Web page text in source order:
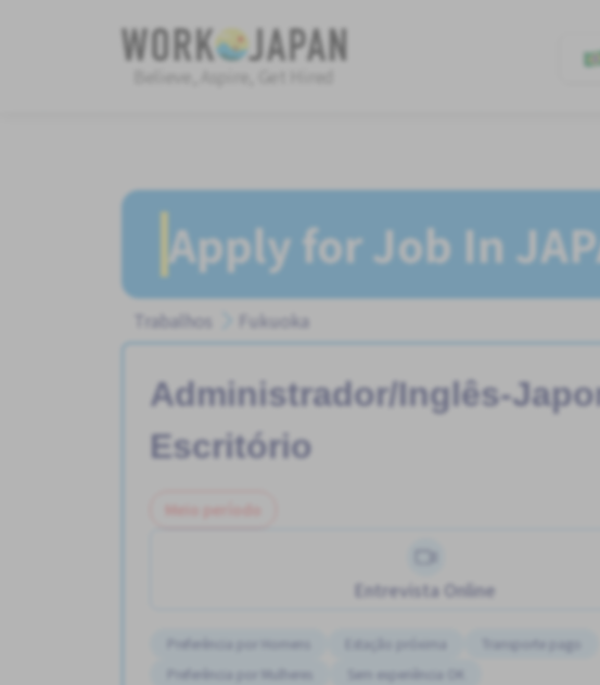
Believe, Aspire, Get Hired
Apply for Job In
Trabalhos Fukuoka
Administrador/Inglês-
Escritório
Entrevista Online
Preferência por Homens
Transporte pago
Preferência por Mulheres
Sem experiência OK